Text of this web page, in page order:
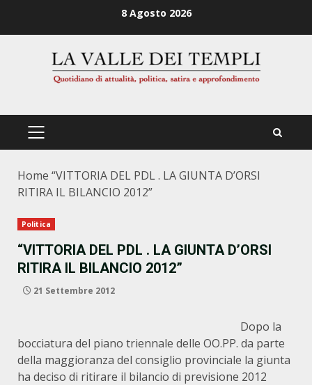
8 Agosto 2026
PRIMÄRES
Home “VITTORIA DEL PDL . LA GIUNTA D’ORSI
RITIRA IL BILANCIO 2012”
Politica
“VITTORIA DEL PDL . LA GIUNTA D’ORSI
RITIRA IL BILANCIO 2012”
21 Settembre 2012
Dopo la
bocciatura del piano triennale delle OO.PP. da parte
della maggioranza del consiglio provinciale la giunta
ha deciso di ritirare il bilancio di previsione 2012